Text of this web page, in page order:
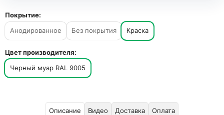
Покрытие:
Анодированное
Без покрытия Краска
Цвет производителя:
Черный муар RAL 9005
Описание Видео Доставка Оплата